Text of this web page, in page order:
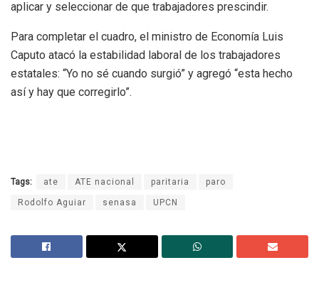
aplicar y seleccionar de que trabajadores prescindir.
Para completar el cuadro, el ministro de Economía Luis
Caputo atacó la estabilidad laboral de los trabajadores
estatales: “Yo no sé cuando surgió” y agregó “esta hecho
así y hay que corregirlo”.
Tags: ate ATE nacional paritaria paro
Rodolfo Aguiar senasa UPCN